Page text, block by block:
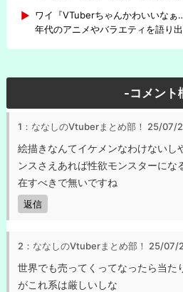
ワイ『VTuberちゃんかわいいな
年代のアニメやバラエティを語り出
-コメント
1：ななしのVtuberまとめ部！ 25/07/
絵描きなんてイケメンなわけないし
ンスさえあれば性欲モンスターにな
在すべきで無いですね
返信
2：ななしのVtuberまとめ部！ 25/07/
世界でも売ってくってなったら当た
がこれ系は厳しいしな